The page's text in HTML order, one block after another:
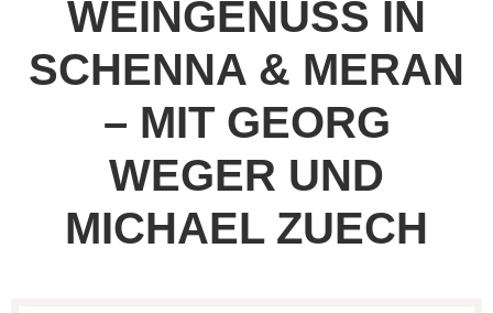
WEINGENUSS IN
SCHENNA & MERAN
– MIT GEORG
WEGER UND
MICHAEL ZUECH